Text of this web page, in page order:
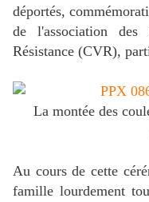
déportés,
de l'association des
Résistance (CVR),
La montée des
Au cours de cette
famille lourdement